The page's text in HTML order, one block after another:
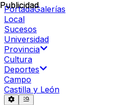
PortadaGalerías
Local
Sucesos
Universidad
Provincia
Cultura
Deportes
Campo
Castilla y León
Publicidad
Publicidad